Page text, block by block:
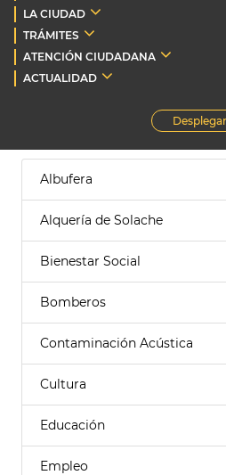
LA CIUDAD
TRÁMITES
ATENCIÓN CIUDADANA
ACTUALIDAD
Desplegar
Albufera
Alquería de Solache
Bienestar Social
Bomberos
Contaminación Acústica
Cultura
Educación
Empleo